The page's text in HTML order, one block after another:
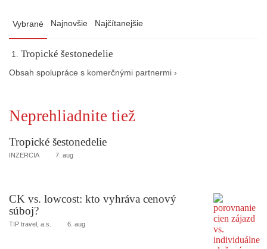
Vybrané Najnovšie Najčítanejšie
Tropické šestonedelie
Obsah spolupráce s komerčnými partnermi ›
Neprehliadnite tiež
Tropické šestonedelie
INZERCIA 7. aug
CK vs. lowcost: kto vyhráva cenový
súboj?
TIP travel, a.s. 6. aug